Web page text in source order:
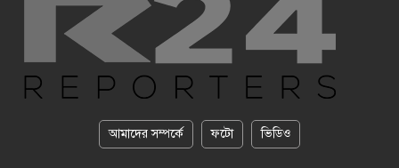
আমাদের সম্পর্কে ফটো ভিডিও